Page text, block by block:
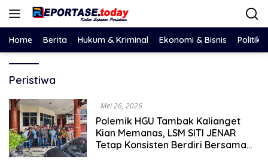
Langsung
Home Berita Hukum & Kriminal Ekonomi & Bisnis Politik
Peristiwa
Mei 26, 2026
Polemik HGU Tambak Kalianget
Kian Memanas, LSM SITI JENAR
Tetap Konsisten Berdiri Bersama